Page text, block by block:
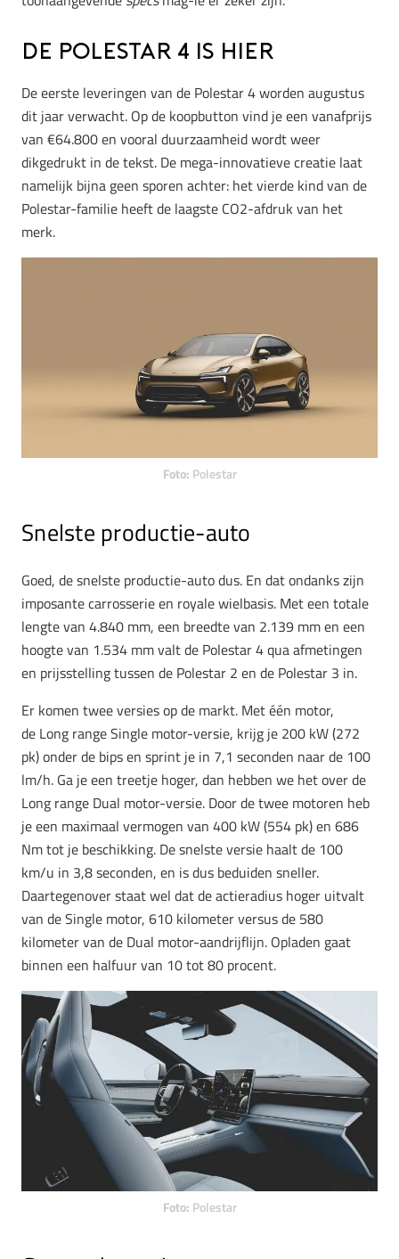
De Polestar 4 is hier
De eerste leveringen van de Polestar 4 worden augustus
dit jaar verwacht. Op de koopbutton vind je een vanafprijs
van €64.800 en vooral duurzaamheid wordt weer
dikgedrukt in de tekst. De mega-innovatieve creatie laat
namelijk bijna geen sporen achter: het vierde kind van de
Polestar-familie heeft de laagste CO2-afdruk van het
merk.
Foto: Polestar
Snelste productie-auto
Goed, de snelste productie-auto dus. En dat ondanks zijn
imposante carrosserie en royale wielbasis. Met een totale
lengte van 4.840 mm, een breedte van 2.139 mm en een
hoogte van 1.534 mm valt de Polestar 4 qua afmetingen
en prijsstelling tussen de Polestar 2 en de Polestar 3 in.
Er komen twee versies op de markt. Met één motor,
de Long range Single motor-versie, krijg je 200 kW (272
pk) onder de bips en sprint je in 7,1 seconden naar de 100
lm/h. Ga je een treetje hoger, dan hebben we het over de
Long range Dual motor-versie. Door de twee motoren heb
je een maximaal vermogen van 400 kW (554 pk) en 686
Nm tot je beschikking. De snelste versie haalt de 100
km/u in 3,8 seconden, en is dus beduiden sneller.
Daartegenover staat wel dat de actieradius hoger uitvalt
van de Single motor, 610 kilometer versus de 580
kilometer van de Dual motor-aandrijflijn. Opladen gaat
binnen een halfuur van 10 tot 80 procent.
Foto: Polestar